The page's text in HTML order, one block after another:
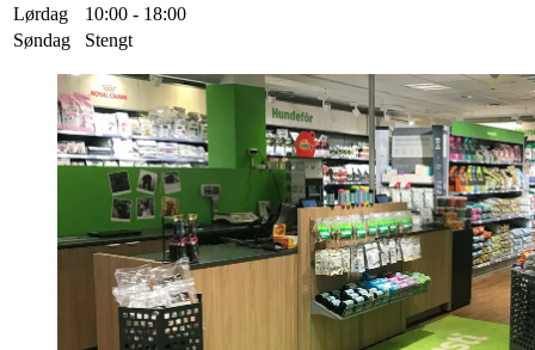
Lørdag
10:00 - 18:00
Søndag
Stengt